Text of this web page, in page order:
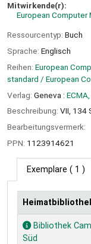
Mitwirkende(r):
European
Ressourcentyp: Buch
Sprache: Englisch
Reihen: European
standard / European
Verlag: Geneva : ECMA,
Beschreibung: VII, 134
Bearbeitungsvermerk:
PPN: 1123914621
Exemplare ( 1 )
Exemplare
Bibliothek
Süd